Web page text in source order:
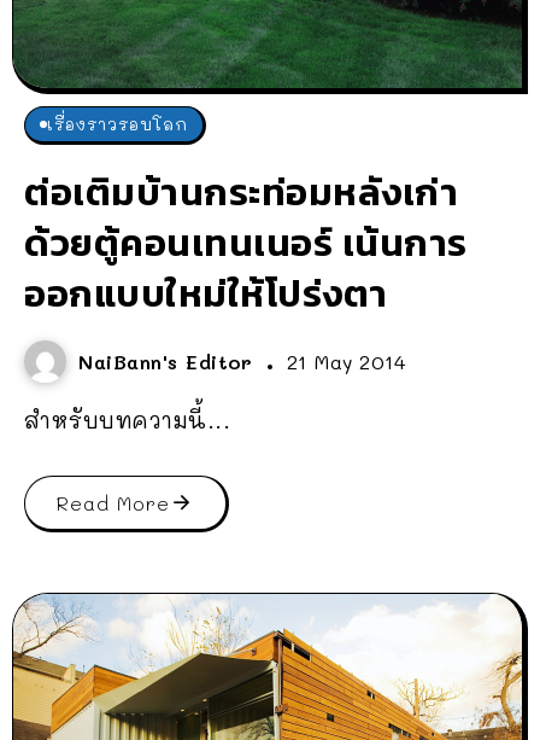
เรื่องราวรอบโลก
ต่อเติมบ้านกระท่อมหลังเก่า
ด้วยตู้คอนเทนเนอร์ เน้นการ
ออกแบบใหม่ให้โปร่งตา
NaiBann's Editor 21 May 2014
สำหรับบทความนี้...
Read More